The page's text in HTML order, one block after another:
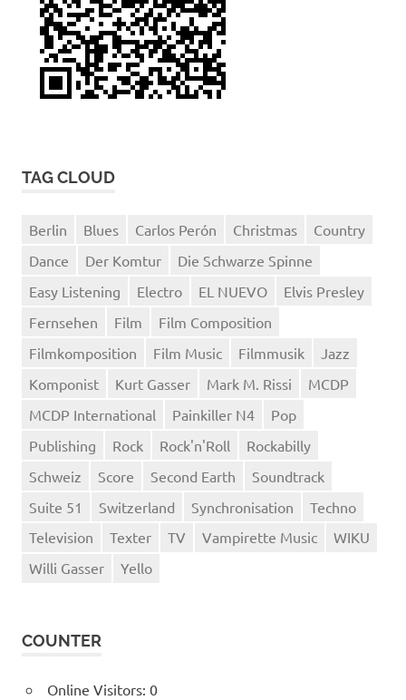
TAG CLOUD
Berlin Blues Carlos Perón Christmas
Country
Dance
Der Komtur
Die Schwarze Spinne
Easy Listening
Electro EL NUEVO
Elvis Presley
Fernsehen
Film
Film Composition
Filmkomposition
Film Music Filmmusik
Jazz
Komponist
Kurt Gasser Mark M. Rissi
MCDP
MCDP International
Painkiller N4
Pop
Publishing
Rock Rock'n'Roll
Rockabilly
Schweiz
Score Second Earth
Soundtrack
Suite 51
Switzerland Synchronisation
Techno
Television
Texter TV Vampirette Music
WIKU
Willi Gasser
Yello
COUNTER
Online Visitors: 0